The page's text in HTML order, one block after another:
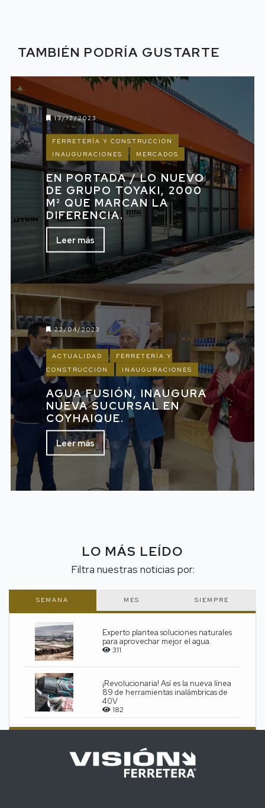
TAMBIÉN PODRÍA GUSTARTE
13/12/2023
FERRETERÍA Y CONSTRUCCIÓN
INAUGURACIONES
MERCADOS
EN PORTADA / LO NUEVO
DE GRUPO TOYAKI, 2000
M² QUE MARCAN LA
DIFERENCIA.
Leer más
22/04/2023
ACTUALIDAD
FERRETERÍA Y
CONSTRUCCIÓN
INAUGURACIONES
AGUA FUSIÓN, INAUGURA
NUEVA SUCURSAL EN
COYHAIQUE.
Leer más
LO MÁS LEÍDO
Filtra nuestras noticias por:
SEMANA MES SIEMPRE
Experto plantea soluciones naturales
para aprovechar mejor el agua.
311
¡Revolucionaria! Así es la nueva línea
89 de herramientas inalámbricas de
40V
182